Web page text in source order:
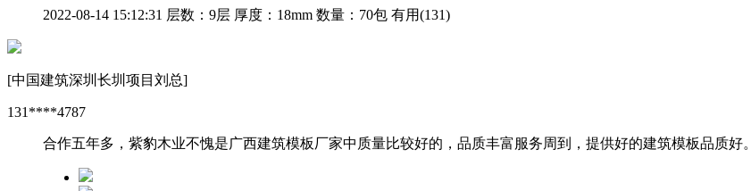
2022-08-14 15:12:31 层数：9层 厚度：18mm 数量：70包 有用(131)
[中国建筑深圳长圳项目刘总]
131****4787
合作五年多，紫豹木业不愧是广西建筑模板厂家中质量比较好的，品质丰富服务周到，提供好的建筑模板品质好。